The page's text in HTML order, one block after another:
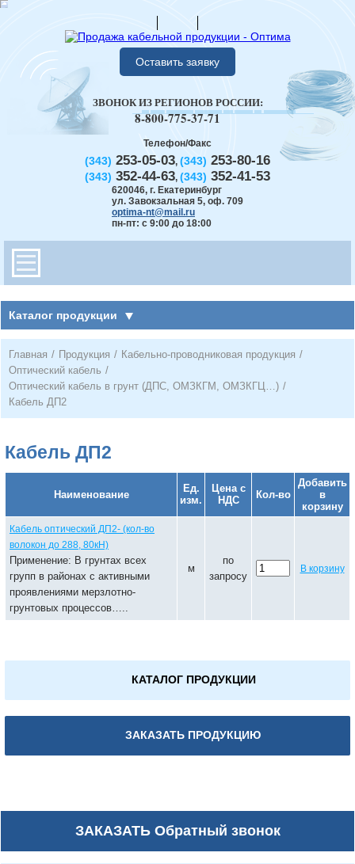
Оставить заявку
Телефон/Факс
(343) 253-05-03, (343) 253-80-16
(343) 352-44-63, (343) 352-41-53
620046, г. Екатеринбург
ул. Завокзальная 5, оф. 709
optima-nt@mail.ru
пн-пт: с 9:00 до 18:00
ЗВОНОК ИЗ РЕГИОНОВ РОССИИ:
8-800-775-37-71
Каталог продукции
Главная / Продукция / Кабельно-проводниковая продукция /
Оптический кабель /
Оптический кабель в грунт (ДПС, ОМЗКГМ, ОМЗКГЦ…) /
Кабель ДП2
Кабель ДП2
Наименование
Ед.
изм.
Цена с
НДС
Кол-во
Добавить
в
корзину
Кабель оптический ДП2- (кол-во
волокон до 288, 80кН)
Применение: В грунтах всех
групп в районах с активными
проявлениями мерзлотно-
грунтовых процессов…..
м
по
запросу
В корзину
КАТАЛОГ ПРОДУКЦИИ
ЗАКАЗАТЬ ПРОДУКЦИЮ
ЗАКАЗАТЬОбратный звонок